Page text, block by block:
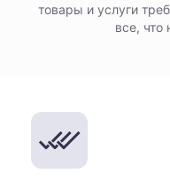
товары и услуги
все, что